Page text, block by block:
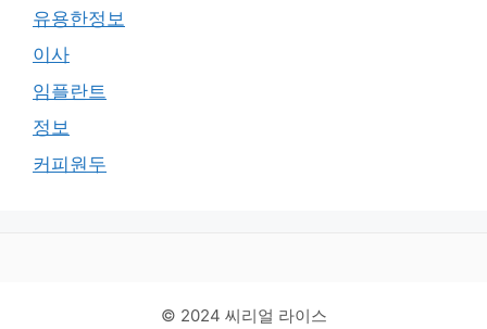
유용한정보
이사
임플란트
정보
커피원두
© 2024 씨리얼 라이스